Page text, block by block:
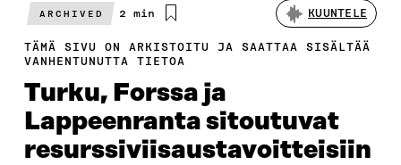
ARCHIVED
Arvioitu
2 min KUUNTELE
TÄMÄ SIVU ON ARKISTOITU JA SAATTAA SISÄLTÄÄ
VANHENTUNUTTA TIETOA
Turku, Forssa ja
Lappeenranta sitoutuvat
resurssiviisaustavoitteisiin